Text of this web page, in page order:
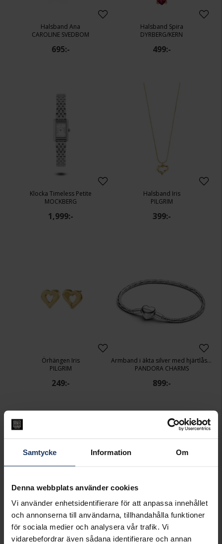
Samtycke Information Om
Denna webbplats använder cookies
Vi använder enhetsidentifierare för att anpassa innehållet
och annonserna till användarna, tillhandahålla funktioner
för sociala medier och analysera vår trafik. Vi
vidarebefordrar även sådana identifierare och annan
Halsband Ana
CAROLINE SVEDBOM
695:-
Halsband Spira
DYRBERG/KERN
499:-
Klocka Timeless Petite
MOCKBERG
1,999:-
Halsband Iris
PILGRIM
399:-
Örhängen Iris
PILGRIM
249:-
Armband i äkta silver med hjärtlås 18 cm
PANDORA CHARMS
899:-
Best seller!
Klocka Timeless Darling Combo
MOCKBERG
PANDORA CHARMS